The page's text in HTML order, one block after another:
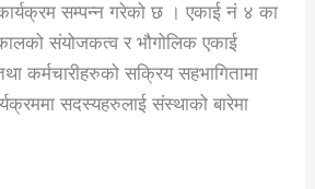
सम्पन्न गरेको छ । एकाई नं ४ का
संयोजकत्व र भौगोलिक एकाई
कर्मचारीहरुको सक्रिय सहभागितामा
सदस्यहरुलाई संस्थाको बारेमा